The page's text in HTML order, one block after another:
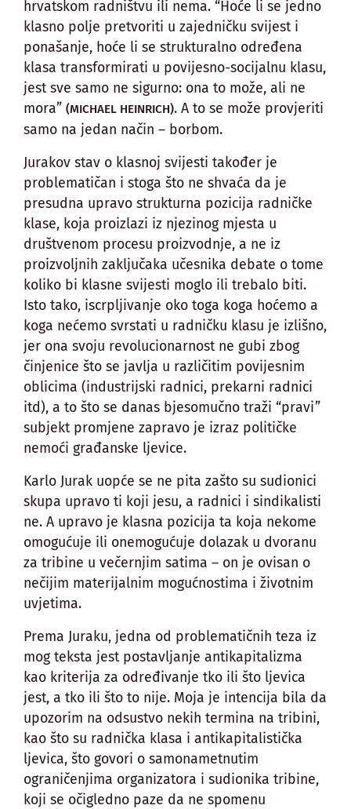
hrvatskom radništvu ili nema. “Hoće li se jedno
klasno polje pretvoriti u zajedničku svijest i
ponašanje, hoće li se strukturalno određena
klasa transformirati u povijesno-socijalnu klasu,
jest sve samo ne sigurno: ona to može, ali ne
mora” (MICHAEL HEINRICH). A to se može provjeriti
samo na jedan način – borbom.
Jurakov stav o klasnoj svijesti također je
problematičan i stoga što ne shvaća da je
presudna upravo strukturna pozicija radničke
klase, koja proizlazi iz njezinog mjesta u
društvenom procesu proizvodnje, a ne iz
proizvoljnih zaključaka učesnika debate o tome
koliko bi klasne svijesti moglo ili trebalo biti.
Isto tako, iscrpljivanje oko toga koga hoćemo a
koga nećemo svrstati u radničku klasu je izlišno,
jer ona svoju revolucionarnost ne gubi zbog
činjenice što se javlja u različitim povijesnim
oblicima (industrijski radnici, prekarni radnici
itd), a to što se danas bjesomučno traži “pravi”
subjekt promjene zapravo je izraz političke
nemoći građanske ljevice.
Karlo Jurak uopće se ne pita zašto su sudionici
skupa upravo ti koji jesu, a radnici i sindikalisti
ne. A upravo je klasna pozicija ta koja nekome
omogućuje ili onemogućuje dolazak u dvoranu
za tribine u večernjim satima – on je ovisan o
nečijim materijalnim mogućnostima i životnim
uvjetima.
Prema Juraku, jedna od problematičnih teza iz
mog teksta jest postavljanje antikapitalizma
kao kriterija za određivanje tko ili što ljevica
jest, a tko ili što to nije. Moja je intencija bila da
upozorim na odsustvo nekih termina na tribini,
kao što su radnička klasa i antikapitalistička
ljevica, što govori o samonametnutim
ograničenjima organizatora i sudionika tribine,
koji se očigledno paze da ne spomenu